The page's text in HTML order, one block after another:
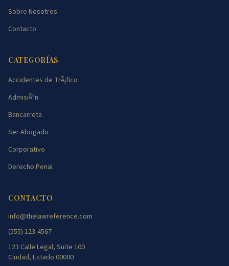
Sobre Nosotros
Contacto
CATEGORÍAS
Accidentes de TrÃ¡fico
AdmisiÃ³n
Bancarrota
Ser Abogado
Corporativo
Derecho Penal
CONTACTO
info@thelawreference.com
(555) 123-4567
123 Calle Legal, Suite 100
Ciudad, Estado 00000